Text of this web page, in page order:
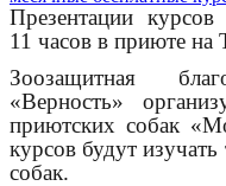
Презентации
11 часов в приюте
Зоозащитная
«Верность»
приютских собак
курсов будут
собак.